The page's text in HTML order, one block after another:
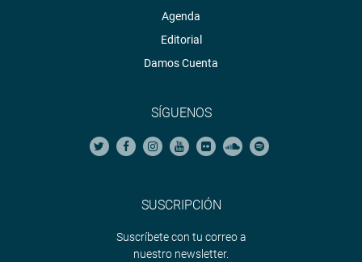
Agenda
Editorial
Damos Cuenta
SÍGUENOS
SUSCRIPCIÓN
Suscríbete con tu correo a
nuestro newsletter.